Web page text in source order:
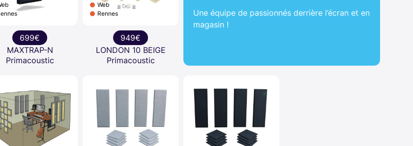
699€
MAXTRAP-N
Primacoustic
Web
Rennes
949€
LONDON 10 BEIGE
Primacoustic
Une équipe de passionnés derrière l’écran et en
magasin !